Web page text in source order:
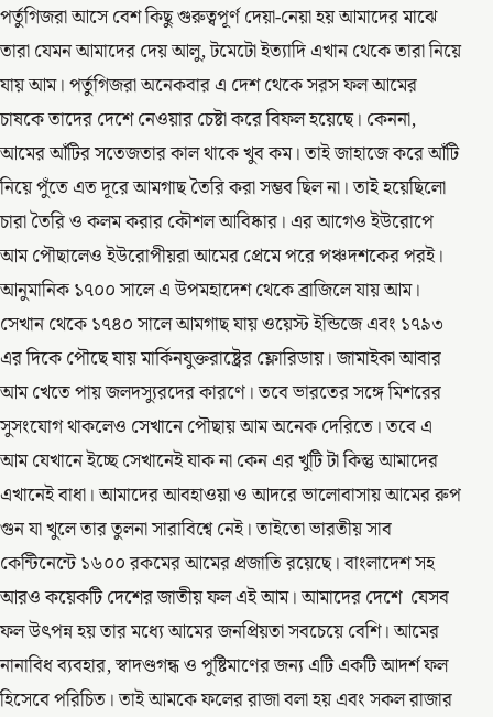
পর্তুগিজরা আসে বেশ কিছু গুরুত্বপূর্ণ দেয়া-নেয়া হয় আমাদের মাঝে
তারা যেমন আমাদের দেয় আলু, টমেটো ইত্যাদি এখান থেকে তারা নিয়ে
যায় আম। পর্তুগিজরা অনেকবার এ দেশ থেকে সরস ফল আমের
চাষকে তাদের দেশে নেওয়ার চেষ্টা করে বিফল হয়েছে। কেননা,
আমের আঁটির সতেজতার কাল থাকে খুব কম। তাই জাহাজে করে আঁটি
নিয়ে পুঁতে এত দূরে আমগাছ তৈরি করা সম্ভব ছিল না। তাই হয়েছিলো
চারা তৈরি ও কলম করার কৌশল আবিষ্কার। এর আগেও ইউরোপে
আম পৌছালেও ইউরোপীয়রা আমের প্রেমে পরে পঞ্চদশকের পরই।
আনুমানিক ১৭০০ সালে এ উপমহাদেশ থেকে ব্রাজিলে যায় আম।
সেখান থেকে ১৭৪০ সালে আমগাছ যায় ওয়েস্ট ইন্ডিজে এবং ১৭৯৩
এর দিকে পৌছে যায় মার্কিনযুক্তরাষ্ট্রের ফ্লোরিডায়। জামাইকা আবার
আম খেতে পায় জলদস্যুরদের কারণে। তবে ভারতের সঙ্গে মিশরের
সুসংযোগ থাকলেও সেখানে পৌছায় আম অনেক দেরিতে। তবে এ
আম যেখানে ইচ্ছে সেখানেই যাক না কেন এর খুটি টা কিন্তু আমাদের
এখানেই বাধা। আমাদের আবহাওয়া ও আদরে ভালোবাসায় আমের রুপ
গুন যা খুলে তার তুলনা সারাবিশ্বে নেই। তাইতো ভারতীয় সাব
কেন্টিনেন্টে ১৬০০ রকমের আমের প্রজাতি রয়েছে। বাংলাদেশ সহ
আরও কয়েকটি দেশের জাতীয় ফল এই আম। আমাদের দেশে যেসব
ফল উৎপন্ন হয় তার মধ্যে আমের জনপ্রিয়তা সবচেয়ে বেশি। আমের
নানাবিধ ব্যবহার, স্বাদণ্ডগন্ধ ও পুষ্টিমাণের জন্য এটি একটি আদর্শ ফল
হিসেবে পরিচিত। তাই আমকে ফলের রাজা বলা হয় এবং সকল রাজার